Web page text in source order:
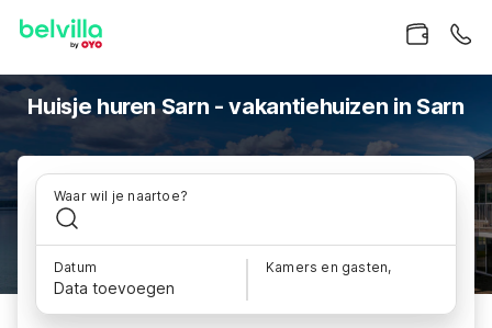
Huisje huren Sarn - vakantiehuizen in Sarn
Waar wil je naartoe?
Datum
Data toevoegen
Kamers en gasten,